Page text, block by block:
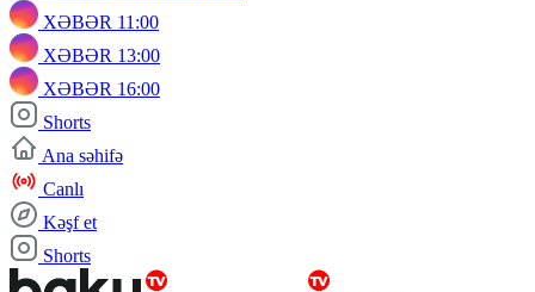
XƏBƏR 11:00
XƏBƏR 13:00
XƏBƏR 16:00
Shorts
Ana səhifə
Canlı
Kəşf et
Shorts